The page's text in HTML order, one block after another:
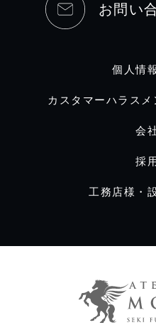
お問い
個人情
カスタマーハラス
会
採
工務店様・